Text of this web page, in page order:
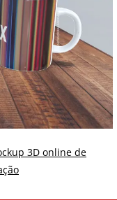
3D online de